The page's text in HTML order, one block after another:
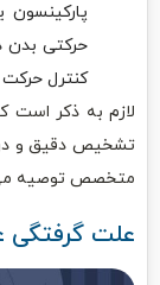
حرکتی بدن
کنترل
لازم به ذکر است
تشخیص دقیق و
متخصص توصیه
علت